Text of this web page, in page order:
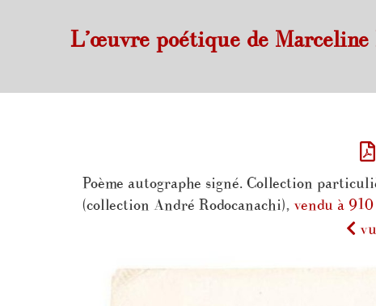
L’œuvre poétique de Marceline
Poème autographe signé. Collection
(collection André Rodocanachi), vendu à